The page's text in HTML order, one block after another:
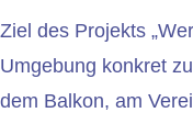
Ziel des Projekts
Umgebung konkret
dem Balkon, am